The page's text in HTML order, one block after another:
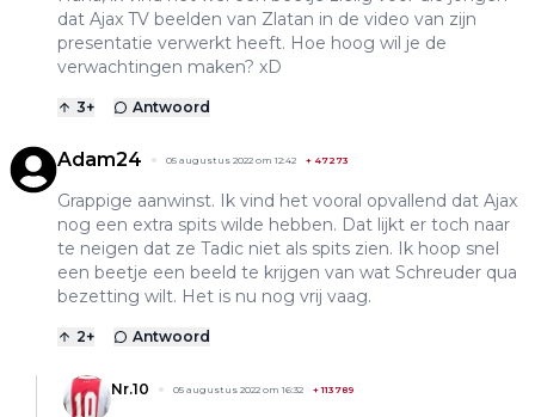
dat Ajax TV beelden van Zlatan in de video van zijn
presentatie verwerkt heeft. Hoe hoog wil je de
verwachtingen maken? xD
3+ Antwoord
Adam24 05 augustus 2022 om 12:42 + 47273
Grappige aanwinst. Ik vind het vooral opvallend dat Ajax
nog een extra spits wilde hebben. Dat lijkt er toch naar
te neigen dat ze Tadic niet als spits zien. Ik hoop snel
een beetje een beeld te krijgen van wat Schreuder qua
bezetting wilt. Het is nu nog vrij vaag.
2+ Antwoord
Nr.10 05 augustus 2022 om 16:32 +113789